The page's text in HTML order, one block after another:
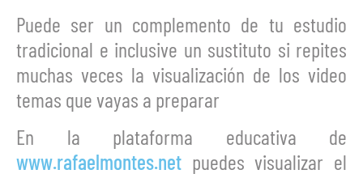
Puede ser un complemento de tu estudio
tradicional e inclusive un sustituto si repites
muchas veces la visualización de los video
temas que vayas a preparar
En la plataforma educativa de
www.rafaelmontes.net puedes visualizar el